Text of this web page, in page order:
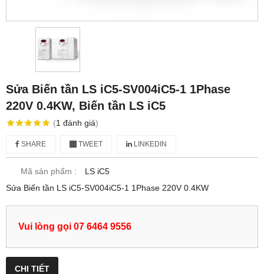
Sửa Biến tần LS iC5-SV004iC5-1 1Phase
220V 0.4KW, Biến tần LS iC5
(1 đánh giá)
SHARE TWEET LINKEDIN
Mã sản phẩm :
LS iC5
Sửa Biến tần LS iC5-SV004iC5-1 1Phase 220V 0.4KW
Vui lòng gọi 07 6464 9556
CHI TIẾT